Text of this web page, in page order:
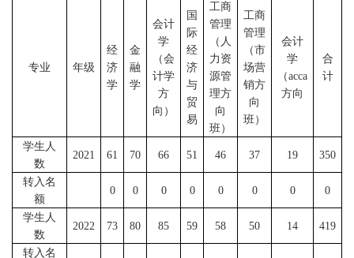
专业 年级
经
济
学
金
融
学
会计
学
（会
计学
方
向）
国
际
经
济
与
贸
易
工商
管理
（人
力资
源管
理方
向
班）
工商
管理
（市
场营
销方
向
班）
会计
学
（acca
方向
合
计
学生人
数
2021 61 70 66 51 46 37 19 350
转入名
额
0 0 0 0 0 0 0 0
学生人
数
2022 73 80 85 59 58 50 14 419
转入名